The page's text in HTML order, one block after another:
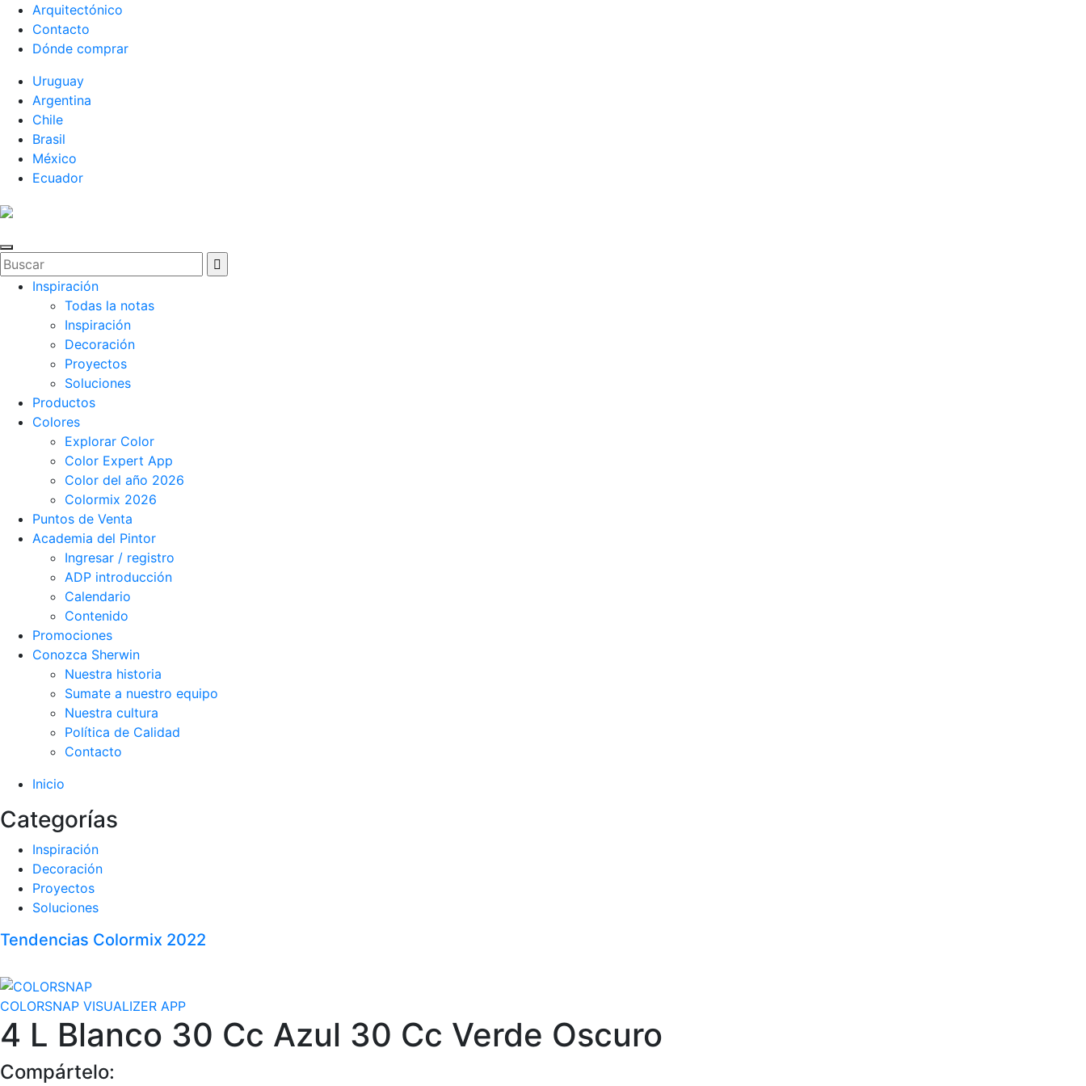
Arquitectónico
Contacto
Dónde comprar
Uruguay
Argentina
Chile
Brasil
México
Ecuador
Inspiración
Todas la notas
Inspiración
Decoración
Proyectos
Soluciones
Productos
Colores
Explorar Color
Color Expert App
Color del año 2026
Colormix 2026
Puntos de Venta
Academia del Pintor
Ingresar / registro
ADP introducción
Calendario
Contenido
Promociones
Conozca Sherwin
Nuestra historia
Sumate a nuestro equipo
Nuestra cultura
Política de Calidad
Contacto
Inicio
Categorías
Inspiración
Decoración
Proyectos
Soluciones
Tendencias Colormix 2022
COLORSNAP VISUALIZER APP
4 L Blanco 30 Cc Azul 30 Cc Verde Oscuro
Compártelo: